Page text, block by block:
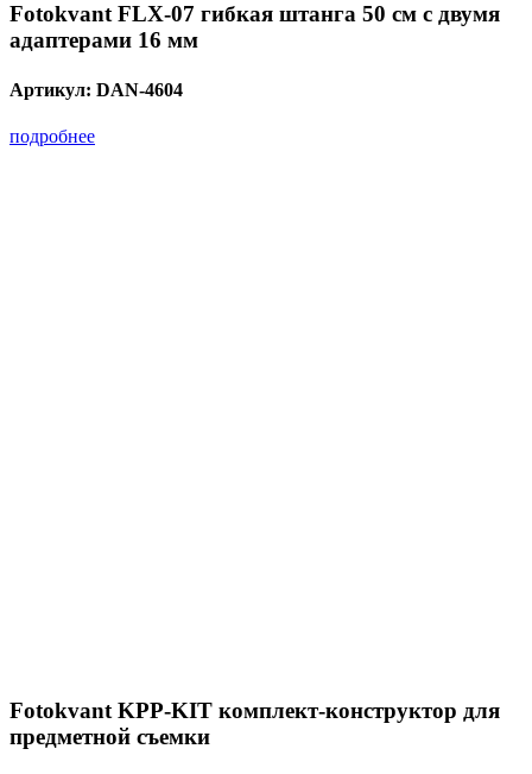
Fotokvant FLX-07 гибкая штанга 50 см с двумя
адаптерами 16 мм
Артикул: DAN-4604
подробнее
Fotokvant KPP-KIT комплект-конструктор для
предметной съемки